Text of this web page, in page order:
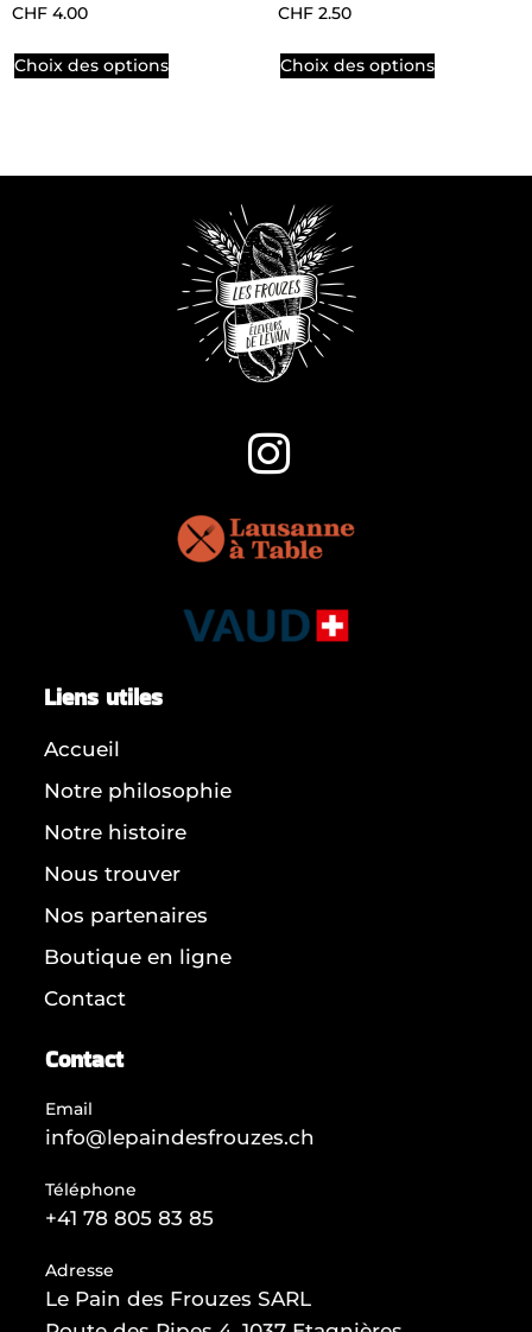
CHF 4.00
Choix des options
CHF 2.50
Choix des options
Liens utiles
Accueil
Notre philosophie
Notre histoire
Nous trouver
Nos partenaires
Boutique en ligne
Contact
Contact
Email
info@lepaindesfrouzes.ch
Téléphone
+41 78 805 83 85
Adresse
Le Pain des Frouzes SARL